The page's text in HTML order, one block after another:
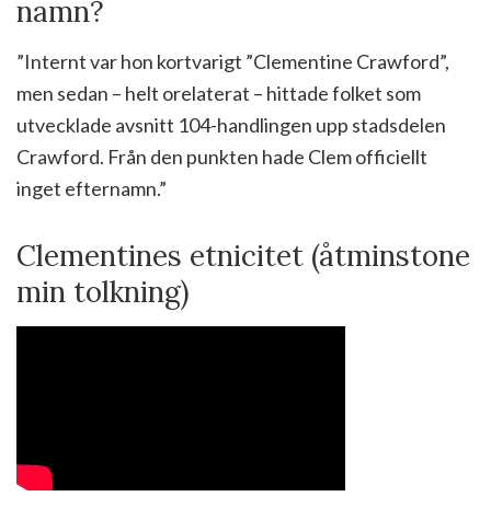
namn?
”Internt var hon kortvarigt ”Clementine Crawford”,
men sedan – helt orelaterat – hittade folket som
utvecklade avsnitt 104-handlingen upp stadsdelen
Crawford. Från den punkten hade Clem officiellt
inget efternamn.”
Clementines etnicitet (åtminstone
min tolkning)